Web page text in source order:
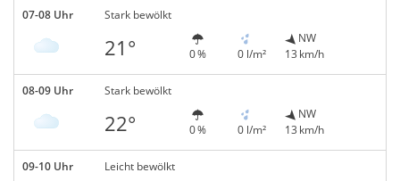
07-08 Uhr Stark bewölkt
21° 0 % 0 l/m²
NW
13 km/h
08-09 Uhr Stark bewölkt
22° 0 % 0 l/m²
NW
13 km/h
09-10 Uhr Leicht bewölkt